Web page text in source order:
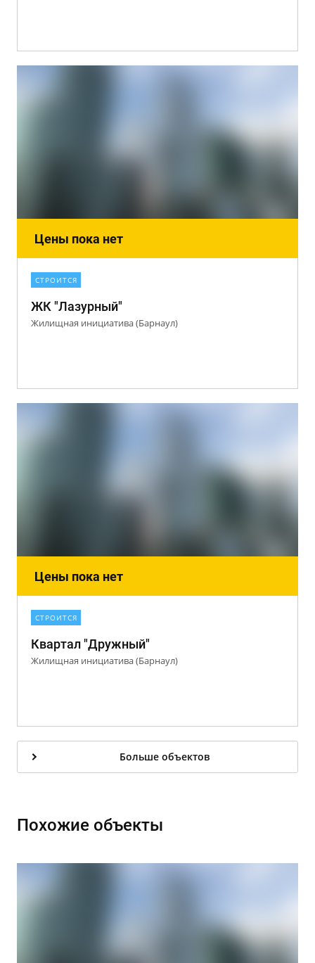
Цены пока нет
СТРОИТСЯ
ЖК "Лазурный"
Жилищная инициатива (Барнаул)
Цены пока нет
СТРОИТСЯ
Квартал "Дружный"
Жилищная инициатива (Барнаул)
Больше объектов
Похожие объекты